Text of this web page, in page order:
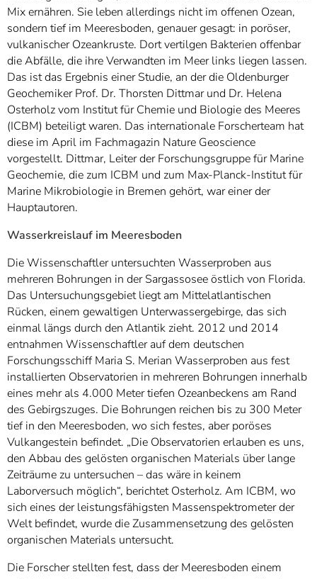
Mix ernähren. Sie leben allerdings nicht im offenen Ozean,
sondern tief im Meeresboden, genauer gesagt: in poröser,
vulkanischer Ozeankruste. Dort vertilgen Bakterien offenbar
die Abfälle, die ihre Verwandten im Meer links liegen lassen.
Das ist das Ergebnis einer Studie, an der die Oldenburger
Geochemiker Prof. Dr. Thorsten Dittmar und Dr. Helena
Osterholz vom Institut für Chemie und Biologie des Meeres
(ICBM) beteiligt waren. Das internationale Forscherteam hat
diese im April im Fachmagazin Nature Geoscience
vorgestellt. Dittmar, Leiter der Forschungsgruppe für Marine
Geochemie, die zum ICBM und zum Max-Planck-Institut für
Marine Mikrobiologie in Bremen gehört, war einer der
Hauptautoren.
Wasserkreislauf im Meeresboden
Die Wissenschaftler untersuchten Wasserproben aus
mehreren Bohrungen in der Sargassosee östlich von Florida.
Das Untersuchungsgebiet liegt am Mittelatlantischen
Rücken, einem gewaltigen Unterwassergebirge, das sich
einmal längs durch den Atlantik zieht. 2012 und 2014
entnahmen Wissenschaftler auf dem deutschen
Forschungsschiff Maria S. Merian Wasserproben aus fest
installierten Observatorien in mehreren Bohrungen innerhalb
eines mehr als 4.000 Meter tiefen Ozeanbeckens am Rand
des Gebirgszuges. Die Bohrungen reichen bis zu 300 Meter
tief in den Meeresboden, wo sich festes, aber poröses
Vulkangestein befindet. „Die Observatorien erlauben es uns,
den Abbau des gelösten organischen Materials über lange
Zeiträume zu untersuchen – das wäre in keinem
Laborversuch möglich“, berichtet Osterholz. Am ICBM, wo
sich eines der leistungsfähigsten Massenspektrometer der
Welt befindet, wurde die Zusammensetzung des gelösten
organischen Materials untersucht.
Die Forscher stellten fest, dass der Meeresboden einem